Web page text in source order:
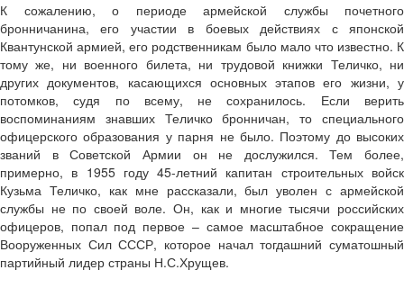
К сожалению, о периоде армейской службы почетного
бронничанина, его участии в боевых действиях с японской
Квантунской армией, его родственникам было мало что известно. К
тому же, ни военного билета, ни трудовой книжки Теличко, ни
других документов, касающихся основных этапов его жизни, у
потомков, судя по всему, не сохранилось. Если верить
воспоминаниям знавших Теличко бронничан, то специального
офицерского образования у парня не было. Поэтому до высоких
званий в Советской Армии он не дослужился. Тем более,
примерно, в 1955 году 45-летний капитан строительных войск
Кузьма Теличко, как мне рассказали, был уволен с армейской
службы не по своей воле. Он, как и многие тысячи российских
офицеров, попал под первое – самое масштабное сокращение
Вооруженных Сил СССР, которое начал тогдашний суматошный
партийный лидер страны Н.С.Хрущев.